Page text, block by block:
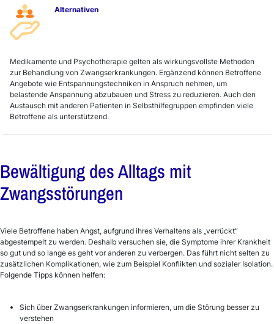
Alternativen
Medikamente und Psychotherapie gelten als wirkungsvollste Methoden
zur Behandlung von Zwangserkrankungen. Ergänzend können Betroffene
Angebote wie Entspannungstechniken in Anspruch nehmen, um
belastende Anspannung abzubauen und Stress zu reduzieren. Auch den
Austausch mit anderen Patienten in Selbsthilfegruppen empfinden viele
Betroffene als unterstützend.
Bewältigung des Alltags mit
Zwangsstörungen
Viele Betroffene haben Angst, aufgrund ihres Verhaltens als „verrückt“
abgestempelt zu werden. Deshalb versuchen sie, die Symptome ihrer Krankheit
so gut und so lange es geht vor anderen zu verbergen. Das führt nicht selten zu
zusätzlichen Komplikationen, wie zum Beispiel Konflikten und sozialer Isolation.
Folgende Tipps können helfen:
Sich über Zwangserkrankungen informieren, um die Störung besser zu
verstehen